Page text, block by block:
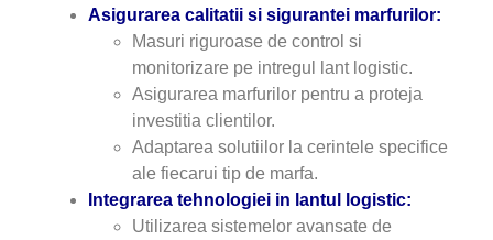
Asigurarea calitatii si sigurantei marfurilor:
Masuri riguroase de control si
monitorizare pe intregul lant logistic.
Asigurarea marfurilor pentru a proteja
investitia clientilor.
Adaptarea solutiilor la cerintele specifice
ale fiecarui tip de marfa.
Integrarea tehnologiei in lantul logistic:
Utilizarea sistemelor avansate de